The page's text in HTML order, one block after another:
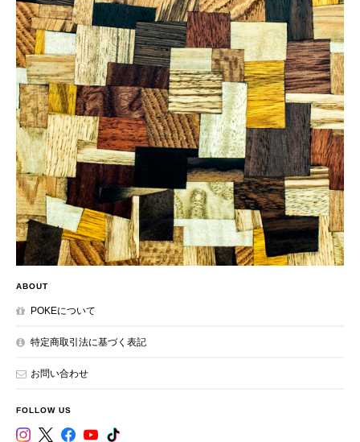
ABOUT
POKEについて
特定商取引法に基づく表記
お問い合わせ
FOLLOW US